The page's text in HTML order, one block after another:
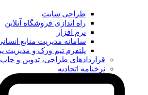
طراحی سایت
راه اندازی فروشگاه آنلاین
نرم افزار
سامانه مدیریت منابع
پلتفرم تیم ورک و مدیریت
قراردادهای طراحی، تدوین و چاپ
نرخنامه اتحادیه